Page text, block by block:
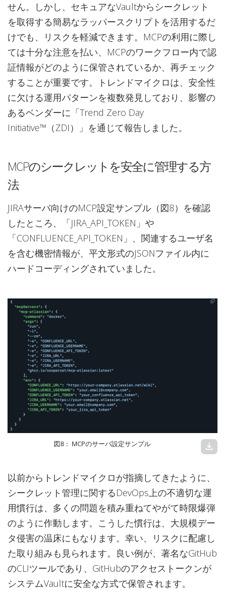
せん。しかし、セキュアなVaultからシークレット
を取得する簡易なラッパースクリプトを活用するだ
けでも、リスクを軽減できます。MCPの利用に際し
ては十分な注意を払い、MCPのワークフロー内で認
証情報がどのように保管されているか、再チェック
することが重要です。トレンドマイクロは、安全性
に欠ける運用パターンを複数発見しており、影響の
あるベンダーに「Trend Zero Day
Initiative™（ZDI）」を通じて報告しました。
MCPのシークレットを安全に管理する方
法
JIRAサーバ向けのMCP設定サンプル（図8）を確認
したところ、「JIRA_API_TOKEN」や
「CONFLUENCE_API_TOKEN」、関連するユーザ名
を含む機密情報が、平文形式のJSONファイル内に
ハードコーディングされていました。
図8： MCPのサーバ設定サンプル download
以前からトレンドマイクロが指摘してきたように、
シークレット管理に関するDevOps上の不適切な運
用慣行は、多くの問題を積み重ねてやがて時限爆弾
のように作動します。こうした慣行は、大規模デー
タ侵害の温床にもなります。幸い、リスクに配慮し
た取り組みも見られます。良い例が、著名なGitHub
のCLIツールであり、GitHubのアクセストークンが
システムVaultに安全な方式で保管されます。